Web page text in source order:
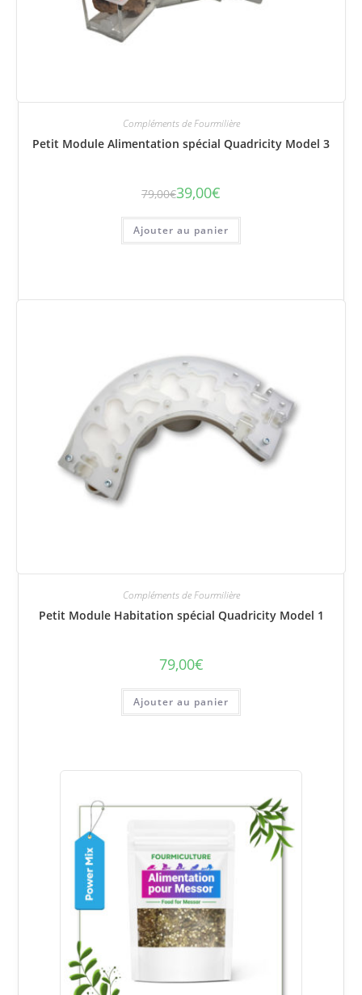
Compléments de Fourmilière
Petit Module Alimentation spécial Quadricity Model 3
79,00€ Le
initial
était :
79,00€.
39,00€
Le
actuel
est :
39,00€.
Ajouter au panier
Compléments de Fourmilière
Petit Module Habitation spécial Quadricity Model 1
79,00€
Ajouter au panier